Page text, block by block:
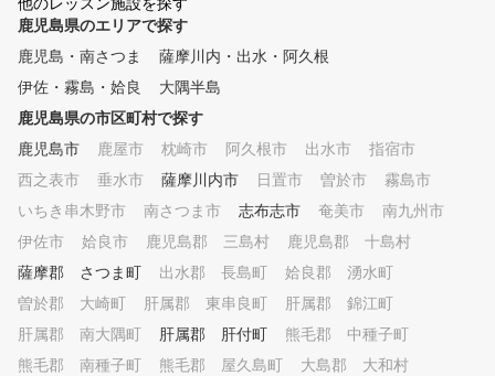
鹿児島県のエリアで探す
鹿児島・南さつま
薩摩川内・出水・阿久根
伊佐・霧島・姶良
大隅半島
鹿児島県の市区町村で探す
鹿児島市
鹿屋市 枕崎市 阿久根市 出水市
指宿市
西之表市
垂水市 薩摩川内市 日置市 曽於市
霧島市
いちき串木野市
南さつま市 志布志市 奄美市
南九州市
伊佐市
姶良市 鹿児島郡 三島村
鹿児島郡 十島村
薩摩郡 さつま町
出水郡 長島町
姶良郡 湧水町
曽於郡 大崎町
肝属郡 東串良町
肝属郡 錦江町
肝属郡 南大隅町
肝属郡 肝付町
熊毛郡 中種子町
熊毛郡 南種子町
熊毛郡 屋久島町
大島郡 大和村